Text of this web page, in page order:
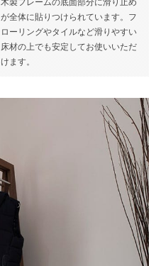
木製フレームの底面部分に滑り止め
が全体に貼りつけられています。フ
ローリングやタイルなど滑りやすい
床材の上でも安定してお使いいただ
けます。